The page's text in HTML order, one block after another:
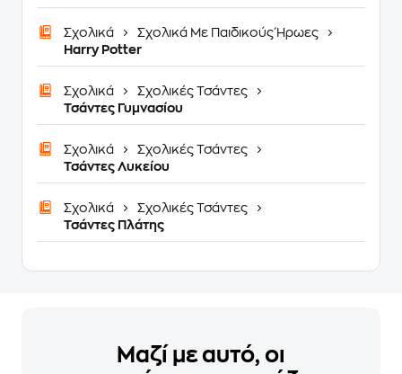
Σχολικά
Σχολικά Με Παιδικούς Ήρωες
Harry Potter
Σχολικά
Σχολικές Τσάντες
Τσάντες Γυμνασίου
Σχολικά
Σχολικές Τσάντες
Τσάντες Λυκείου
Σχολικά
Σχολικές Τσάντες
Τσάντες Πλάτης
Μαζί με αυτό, οι